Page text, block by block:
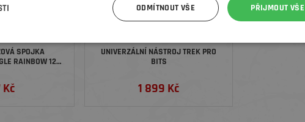
SPOJKA
RAINBOW 12
Kč
UNIVERZÁLNÍ NÁSTROJ TREK PRO
BITS
1 899 Kč
PŘIJMOUT VŠE
ODMÍTNOUT VŠE